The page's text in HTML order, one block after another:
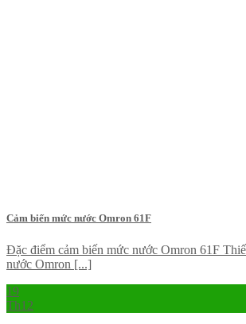
Cảm biến mức nước Omron 61F
Đặc điểm cảm biến mức nước Omron 61F
nước Omron [...]
19
Th12